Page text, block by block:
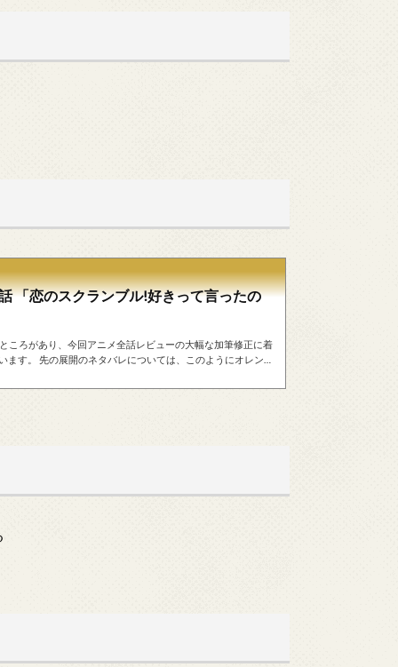
「恋のスクランブル!好きって言ったの
ころがあり、今回アニメ全話レビューの大幅な加筆修正に着
す。 先の展開のネタバレについては、このようにオレンジ
をデートに誘おうとするのですが、その寸前三鷹さんとデー